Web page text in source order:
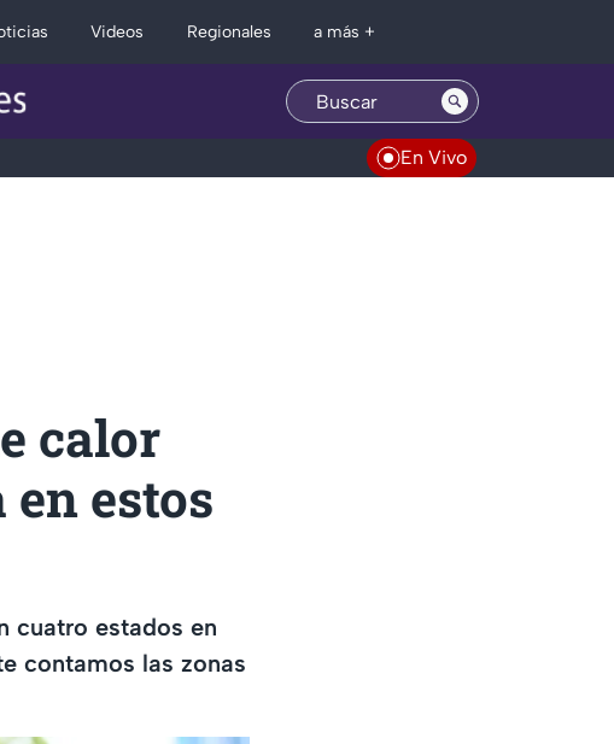
Videos Regionales a más +
En Vivo
calor
estos
cuatro estados en
contamos las zonas